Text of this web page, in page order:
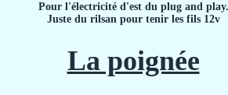
Pour l'électricité d'est du plug and play.
Juste du rilsan pour tenir les fils 12v
La poignée